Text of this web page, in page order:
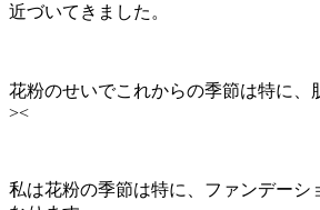
近づいてきました。
花粉のせいでこれからの季節は特に、
><
私は花粉の季節は特に、ファンデーシ